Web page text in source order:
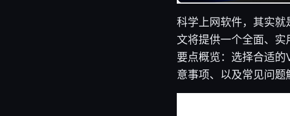
科学上网软件，其实
文将提供一个全面、
要点概览：选择合适
意事项、以及常见问题